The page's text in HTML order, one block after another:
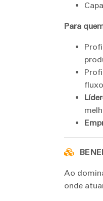
Para
Ao
onde